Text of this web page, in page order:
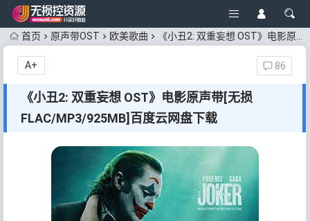
首页 原声带OST 欧美歌曲 《小丑2: 双重妄想 OST》电影原声带[无损FLAC/MP3/925MB]百度云网盘下载
《小丑2: 双重妄想 OST》电影原声带[无损
FLAC/MP3/925MB]百度云网盘下载
86
A+